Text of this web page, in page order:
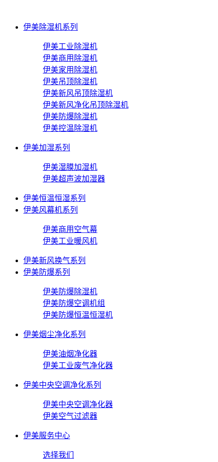
伊美除湿机系列
伊美工业除湿机
伊美商用除湿机
伊美家用除湿机
伊美吊顶除湿机
伊美新风吊顶除湿机
伊美新风净化吊顶除湿机
伊美防爆除湿机
伊美控温除湿机
伊美加湿系列
伊美湿膜加湿机
伊美超声波加湿器
伊美恒温恒湿系列
伊美风幕机系列
伊美商用空气幕
伊美工业暖风机
伊美新风换气系列
伊美防爆系列
伊美防爆除湿机
伊美防爆空调机组
伊美防爆恒温恒湿机
伊美烟尘净化系列
伊美油烟净化器
伊美工业废气净化器
伊美中央空调净化系列
伊美中央空调净化器
伊美空气过滤器
伊美服务中心
选择我们